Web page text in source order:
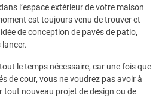
l’espace extérieur de votre maison
est toujours venu de trouver et
de conception de pavés de patio,
lancer.
le temps nécessaire, car une fois que
de cour, vous ne voudrez pas avoir à
tout nouveau projet de design ou de